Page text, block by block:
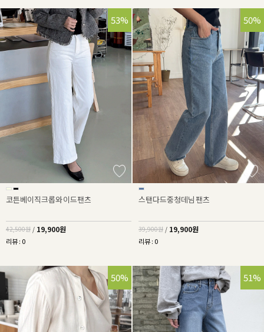
53%
코튼베이직크롭와이드팬츠
42,500원 / 19,900원
리뷰 : 0
50%
스탠다드중청데님팬츠
39,900원 / 19,900원
리뷰 : 0
50% 51%